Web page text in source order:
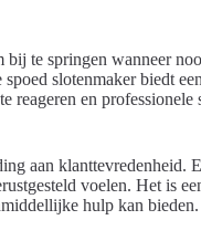
te springen wanneer
slotenmaker biedt
reageren en
aan klanttevredenheid.
voelen. Het is
hulp kan bieden.